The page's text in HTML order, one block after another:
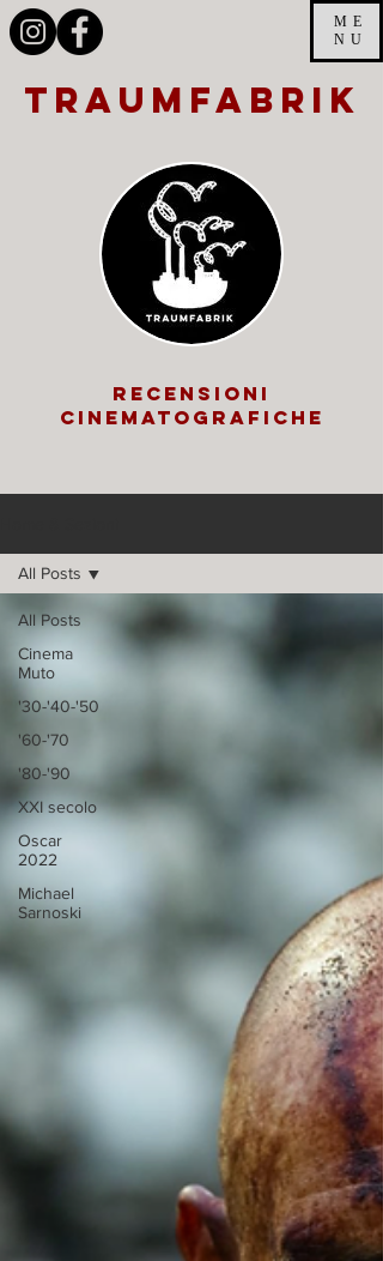
traumfabrik
recensioni
cinematografiche
ME
NU
All Posts
Cinema
Muto
'30-'40-'50
'60-'70
'80-'90
XXI secolo
Oscar
2022
Michael
Sarnoski
All Posts